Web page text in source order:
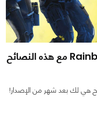
لنحترف Rainbow Six Extraction مع هذه النصائح
هي لك بعد شهر من الإصدار!